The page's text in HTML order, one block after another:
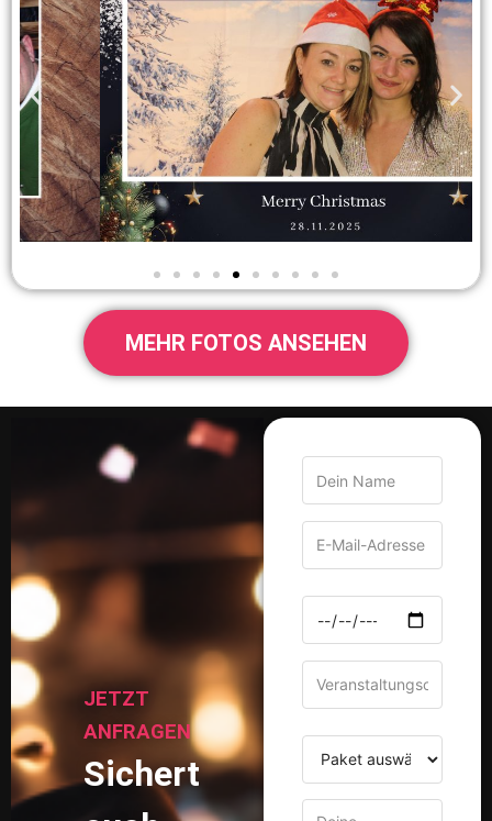
MEHR FOTOS ANSEHEN
ANFRAGEN
euch
euren
Wunschtermin!
Ob
Hochzeit,
Geburtstag
Datenschutzerklärung
gelesen und stimme
der Verarbeitung
meiner Daten zur
Bearbeitung meiner